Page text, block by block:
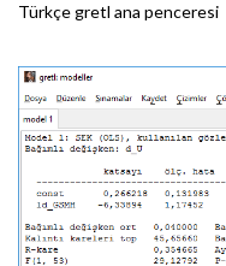
Türkçe gretl ana penceresi